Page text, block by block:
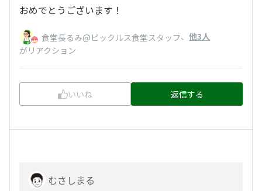
おめでとうございます！
食堂長るみ@ピックルス食堂スタッフ、 他3人
がリアクション
いいね 返信する
むさしまる